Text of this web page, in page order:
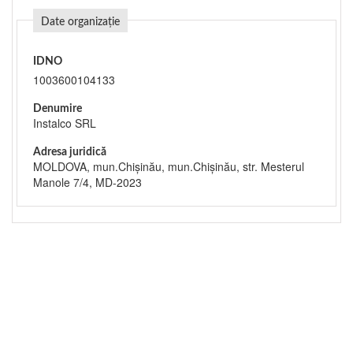
Date organizație
IDNO
1003600104133
Denumire
Instalco SRL
Adresa juridică
MOLDOVA, mun.Chişinău, mun.Chişinău, str. Mesterul
Manole 7/4, MD-2023